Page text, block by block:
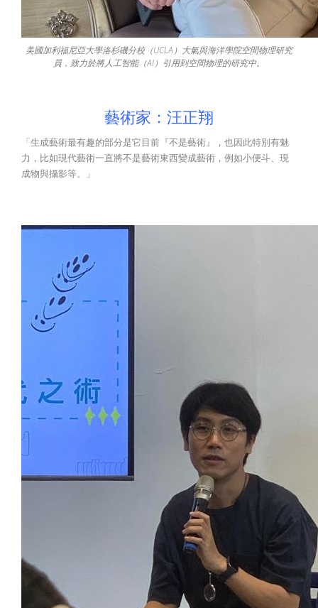
美國加利福尼亞大學洛杉磯分校（UCLA）大氣與海洋學院空間物理研究
員，致力於將人工智能（AI）引用到空間物理的研究中。
藝術家：汪正翔
「生成藝術最有趣的部分是它目前『不是藝術』，也因此特別有魅
力，比如現代藝術一直將不是藝術東西變成藝術，例如小便斗、現
成物與攝影等。」